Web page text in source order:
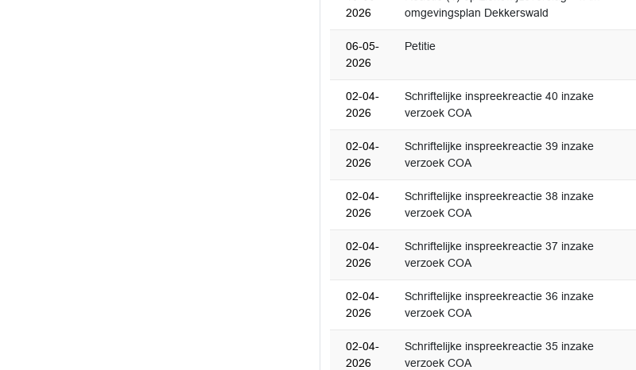
2026
omgevingsplan Dekkerswald
06-05-
2026
Petitie
02-04-
2026
Schriftelijke inspreekreactie 40 inzake
verzoek COA
02-04-
2026
Schriftelijke inspreekreactie 39 inzake
verzoek COA
02-04-
2026
Schriftelijke inspreekreactie 38 inzake
verzoek COA
02-04-
2026
Schriftelijke inspreekreactie 37 inzake
verzoek COA
02-04-
2026
Schriftelijke inspreekreactie 36 inzake
verzoek COA
02-04-
2026
Schriftelijke inspreekreactie 35 inzake
verzoek COA